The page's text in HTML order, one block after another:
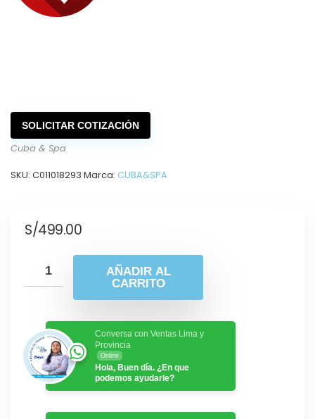
SOLICITAR COTIZACIÓN
Cuba & Spa
SKU: C011018293 Marca: CUBA&SPA
S/499.00
AÑADIR AL
CARRITO
Conversa con Ventas Lima y
Provincia
Online
Hola, Buen día. ¿En que
podemos ayudarle?